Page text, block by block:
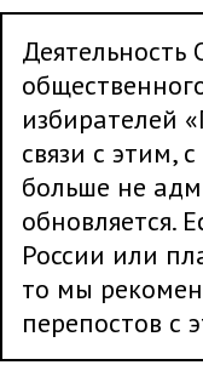
Деятельность
избирателей
связи с этим,
больше не
обновляется.
России или
то мы
перепостов с